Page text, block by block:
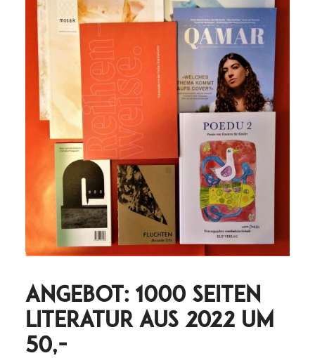
MOSAIK – HAUPTSEITE
SEARCH
CART
Angebot: 1000 Seiten
Literatur aus 2022 um
50,-